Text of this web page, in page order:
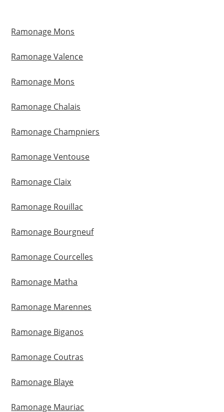
Ramonage Mons
Ramonage Valence
Ramonage Mons
Ramonage Chalais
Ramonage Champniers
Ramonage Ventouse
Ramonage Claix
Ramonage Rouillac
Ramonage Bourgneuf
Ramonage Courcelles
Ramonage Matha
Ramonage Marennes
Ramonage Biganos
Ramonage Coutras
Ramonage Blaye
Ramonage Mauriac